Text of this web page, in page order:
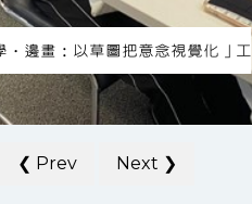
‧邊畫：以草圖把意念視覺化」工
❮ Prev Next ❯